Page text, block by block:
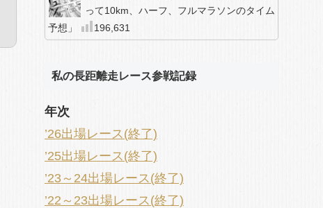
って10km、ハーフ、フルマラソンのタイム
予想」
196,631
私の長距離走レース参戦記録
年次
’26出場レース(終了)
’25出場レース(終了)
’23～24出場レース(終了)
’22～23出場レース(終了)